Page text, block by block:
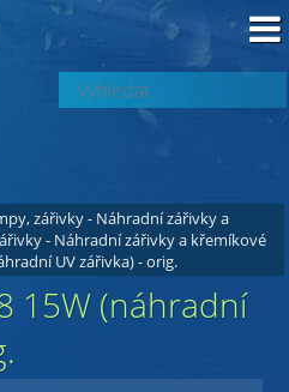
zářivky - Náhradní zářivky a
- Náhradní zářivky a křemíkové
UV zářivka) - orig.
15W (náhradní